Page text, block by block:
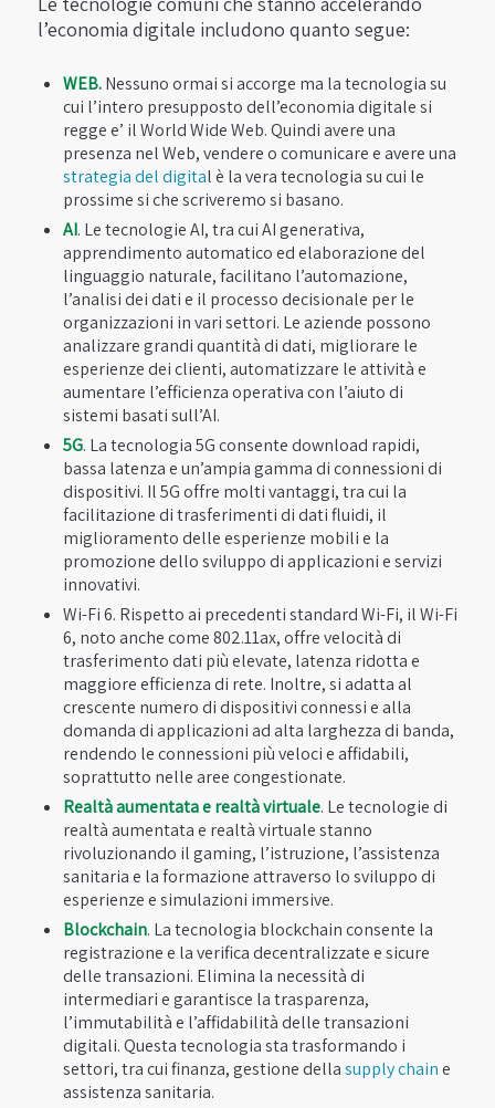
l’economia digitale includono quanto segue:
WEB.Nessuno ormai si accorge ma la tecnologia su
cui l’intero presupposto dell’economia digitale si
regge e’ il World Wide Web. Quindi avere una
presenza nel Web, vendere o comunicare e avere una
strategia del digital è la vera tecnologia su cui le
prossime si che scriveremo si basano.
AI. Le tecnologie AI, tra cui AI generativa,
apprendimento automatico ed elaborazione del
linguaggio naturale, facilitano l’automazione,
l’analisi dei dati e il processo decisionale per le
organizzazioni in vari settori. Le aziende possono
analizzare grandi quantità di dati, migliorare le
esperienze dei clienti, automatizzare le attività e
aumentare l’efficienza operativa con l’aiuto di
sistemi basati sull’AI.
5G. La tecnologia 5G consente download rapidi,
bassa latenza e un’ampia gamma di connessioni di
dispositivi. Il 5G offre molti vantaggi, tra cui la
facilitazione di trasferimenti di dati fluidi, il
miglioramento delle esperienze mobili e la
promozione dello sviluppo di applicazioni e servizi
innovativi.
Wi-Fi 6. Rispetto ai precedenti standard Wi-Fi, il Wi-Fi
6, noto anche come 802.11ax, offre velocità di
trasferimento dati più elevate, latenza ridotta e
maggiore efficienza di rete. Inoltre, si adatta al
crescente numero di dispositivi connessi e alla
domanda di applicazioni ad alta larghezza di banda,
rendendo le connessioni più veloci e affidabili,
soprattutto nelle aree congestionate.
Realtà aumentata e realtà virtuale. Le tecnologie di
realtà aumentata e realtà virtuale stanno
rivoluzionando il gaming, l’istruzione, l’assistenza
sanitaria e la formazione attraverso lo sviluppo di
esperienze e simulazioni immersive.
Blockchain. La tecnologia blockchain consente la
registrazione e la verifica decentralizzate e sicure
delle transazioni. Elimina la necessità di
intermediari e garantisce la trasparenza,
l’immutabilità e l’affidabilità delle transazioni
digitali. Questa tecnologia sta trasformando i
settori, tra cui finanza, gestione dellasupply chaine
assistenza sanitaria.